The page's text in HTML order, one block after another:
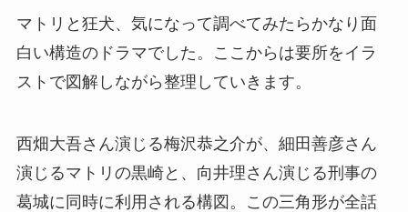
マトリと狂犬、気になって調べてみたらかなり面
白い構造のドラマでした。ここからは要所をイラ
ストで図解しながら整理していきます。
西畑大吾さん演じる梅沢恭之介が、細田善彦さん
演じるマトリの黒崎と、向井理さん演じる刑事の
葛城に同時に利用される構図。この三角形が全話